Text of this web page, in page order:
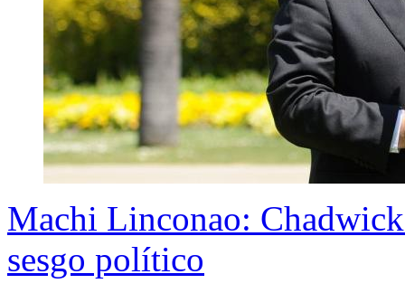
Machi Linconao:
sesgo político